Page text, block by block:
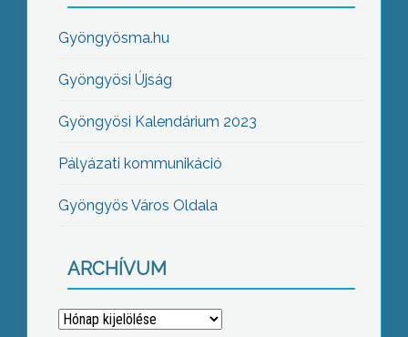
Gyöngyösma.hu
Gyöngyösi Újság
Gyöngyösi Kalendárium 2023
Pályázati kommunikáció
Gyöngyös Város Oldala
ARCHÍVUM
Archívum